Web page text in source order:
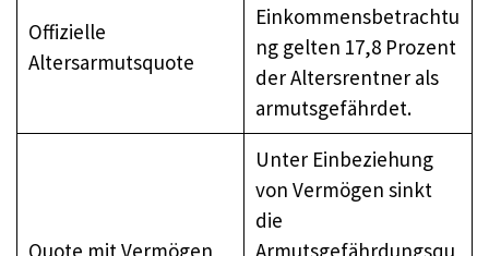
Offizielle
Altersarmutsquote
Einkommensbetrachtu
ng gelten 17,8 Prozent
der Altersrentner als
armutsgefährdet.
Quote mit Vermögen
Unter Einbeziehung
von Vermögen sinkt
die
Armutsgefährdungsqu